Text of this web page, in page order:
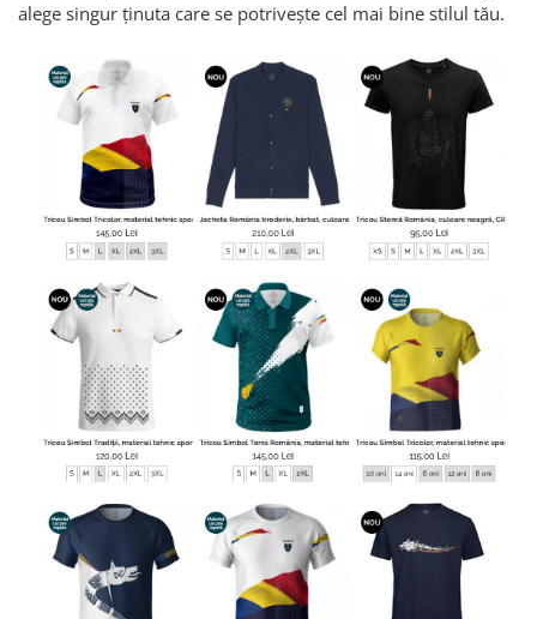
alege singur ținuta care se potrivește cel mai bine stilul tău.